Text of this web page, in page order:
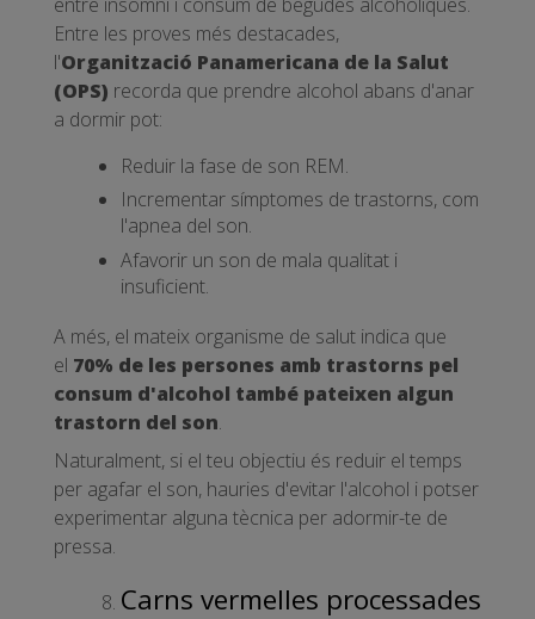
Entre les proves més destacades,
l'Organització Panamericana de la Salut
(OPS) recorda que prendre alcohol abans d'anar
a dormir pot:
Reduir la fase de son REM.
Incrementar símptomes de trastorns, com
l'apnea del son.
Afavorir un son de mala qualitat i
insuficient.
A més, el mateix organisme de salut indica que
el 70% de les persones amb trastorns pel
consum d'alcohol també pateixen algun
trastorn del son.
Naturalment, si el teu objectiu és reduir el temps
per agafar el son, hauries d'evitar l'alcohol i potser
experimentar alguna tècnica per adormir-te de
pressa.
Carns vermelles processades